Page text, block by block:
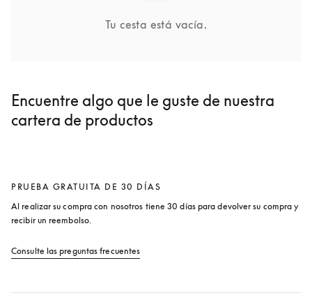
Tu cesta está vacía.
Encuentre algo que le guste de nuestra
cartera de productos
PRUEBA GRATUITA DE 30 DÍAS
Al realizar su compra con nosotros tiene 30 días para devolver su compra y
recibir un reembolso.
Consulte las preguntas frecuentes